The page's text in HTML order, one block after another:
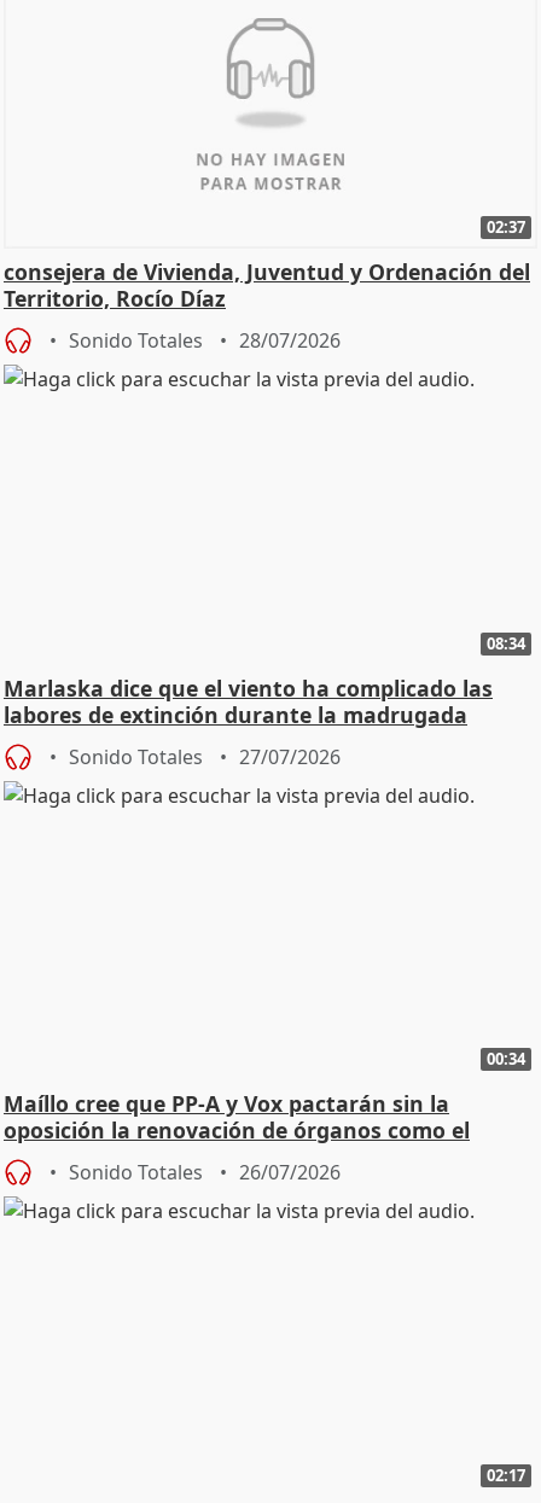
02:37
consejera de Vivienda, Juventud y Ordenación del
Territorio, Rocío Díaz
Sonido Totales 28/07/2026
08:34
Marlaska dice que el viento ha complicado las
labores de extinción durante la madrugada
Sonido Totales 27/07/2026
00:34
Maíllo cree que PP-A y Vox pactarán sin la
oposición la renovación de órganos como el
Defensor
Sonido Totales 26/07/2026
02:17